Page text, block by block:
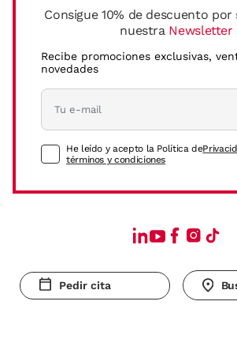
Consigue 10% de descuento
nuestra Newsletter
Recibe promociones exclusivas,
novedades
He leído y acepto la Política de
términos y condiciones
Pedir cita